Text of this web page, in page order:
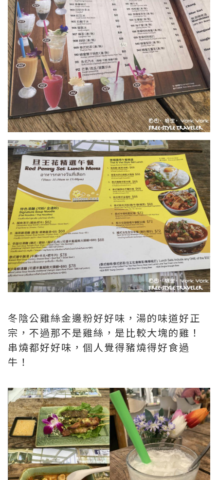
冬陰公雞絲金邊粉好好味，湯的味道好正
宗，不過那不是雞絲，是比較大塊的雞！
串燒都好好味，個人覺得豬燒得好食過
牛！